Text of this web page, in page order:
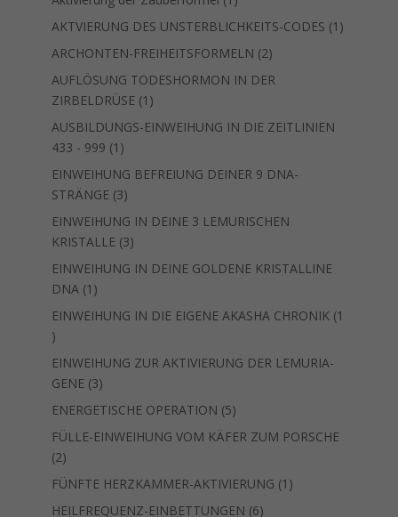
Produkt
AKTVIERUNG DES UNSTERBLICHKEITS-CODES 1 1
ARCHONTEN-FREIHEITSFORMELN 22
Produkte
AUFLÖSUNG TODESHORMON IN DER
ZIRBELDRÜSE 1 1
Produkt
AUSBILDUNGS-EINWEIHUNG IN DIE ZEITLINIEN
433 - 999 1 1
Produkt
EINWEIHUNG BEFREIUNG DEINER 9 DNA-
STRÄNGE 33
Produkte
EINWEIHUNG IN DEINE 3 LEMURISCHEN
KRISTALLE 33
Produkte
EINWEIHUNG IN DEINE GOLDENE KRISTALLINE
DNA 1 1
Produkt
EINWEIHUNG IN DIE EIGENE AKASHA CHRONIK 1
1
Produkt
EINWEIHUNG ZUR AKTIVIERUNG DER LEMURIA-
GENE 33
Produkte
ENERGETISCHE OPERATION 55
Produkte
FÜLLE-EINWEIHUNG VOM KÄFER ZUM PORSCHE
22
Produkte
FÜNFTE HERZKAMMER-AKTIVIERUNG 1 1
HEILFREQUENZ-EINBETTUNGEN 66